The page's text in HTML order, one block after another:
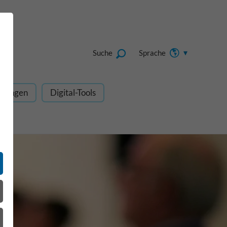
Sprache
Suche
Digital-Tools